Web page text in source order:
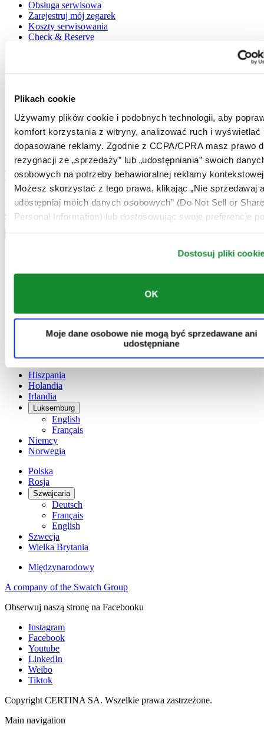
Plikach cookie
Używamy plików cookie i podobnych technologii, aby
komfort korzystania z witryny, analizować ruch i wyświetlać
dopasowane reklamy. Zgodnie z CCPA/CPRA masz prawo
rezygnacji ze „sprzedaży” lub „udostępniania” swoich
osobowych na potrzeby behawioralnej reklamy
Możesz skorzystać z tego prawa, klikając „Nie sprzedawaj
udostępniaj moich danych osobowych” (Do Not Sell or
Personal Information) lub dostosowując swoje preferencje
Dostosuj pliki
OK
Moje dane osobowe nie mogą być sprzedawane ani
udostępniane
Obsługa serwisowa
Zarejestruj mój zegarek
Koszty serwisowania
Check & Reserve
Warunki użytkowania
Plikach cookie
Warunki Dostawy i Zwrotów
Warunki sprzedaży
Odstąpienie od umowy
Dołącz do klubu CERTINA
Zapisz się, aby otrzymywać najświeższe informacje
Zapisz się
Wybierz kraj / region
Dutch
简体中文
Dania
France
Hiszpania
Holandia
Irlandia
Luksemburg
English
Français
Niemcy
Norwegia
Polska
Rosja
Szwajcaria
Deutsch
Français
English
Szwecja
Wielka Brytania
Międzynarodowy
A company of the Swatch Group
Obserwuj naszą stronę na Facebooku
Instagram
Facebook
Youtube
LinkedIn
Weibo
Tiktok
Copyright CERTINA SA. Wszelkie prawa zastrzeżone.
Main navigation